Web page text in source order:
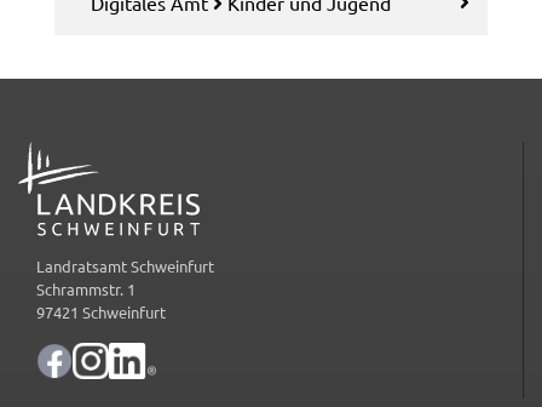
ADRESSE
Landratsamt Schweinfurt
Schrammstr. 1
97421 Schweinfurt